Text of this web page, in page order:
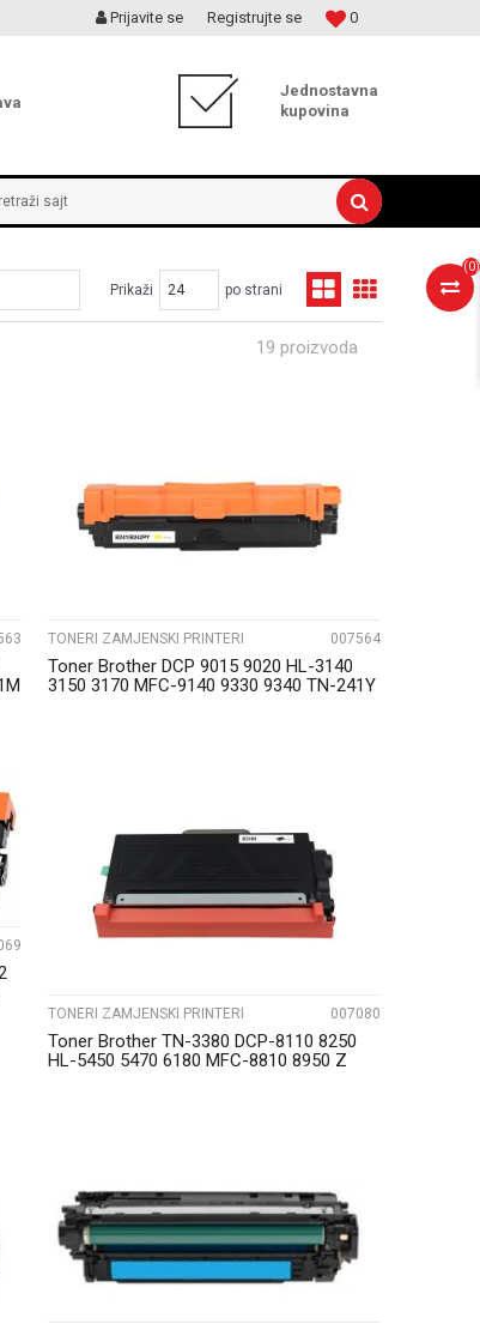
MOGUĆNOST ISPORUKE ZA 24H! 0
Prijavite se Registrujte se
Jednostavna
kupovina
sajt
(0)
Prikaži po strani
19 proizvoda
UPOREDI
TONERI ZAMJENSKI PRINTERI 007564
Toner Brother DCP 9015 9020 HL-3140
3150 3170 MFC-9140 9330 9340 TN-241Y
TONERI ZAMJENSKI PRINTERI 007080
Toner Brother TN-3380 DCP-8110 8250
HL-5450 5470 6180 MFC-8810 8950 Z
UPOREDI